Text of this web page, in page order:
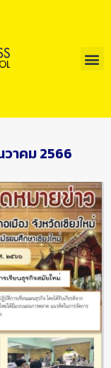
วาคม 2566